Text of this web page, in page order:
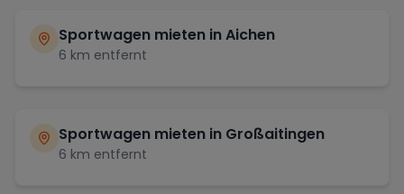
Sportwagen mieten inAichen
6 km entfernt
Sportwagen mieten in Großaitingen
6 km entfernt